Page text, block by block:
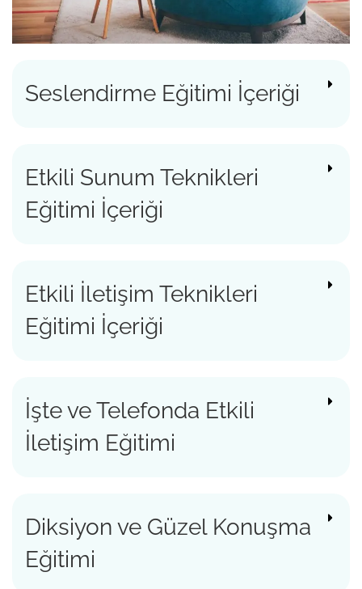
Seslendirme Eğitimi İçeriği
Etkili Sunum Teknikleri
Eğitimi İçeriği
Etkili İletişim Teknikleri
Eğitimi İçeriği
İşte ve Telefonda Etkili
İletişim Eğitimi
Diksiyon ve Güzel Konuşma
Eğitimi